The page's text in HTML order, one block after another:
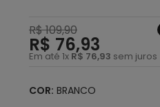
R$109,90
R$ 76,93
Em até 1x R$ 76,93 sem juros
COR: BRANCO